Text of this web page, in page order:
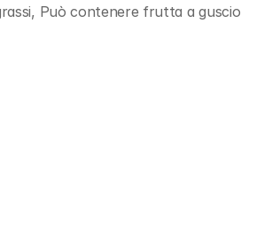
Può contenere frutta a guscio